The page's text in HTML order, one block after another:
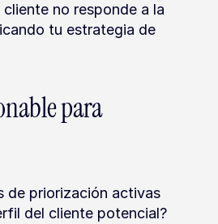
no responde a la
tu estrategia de
para
de priorización activas
del cliente potencial?